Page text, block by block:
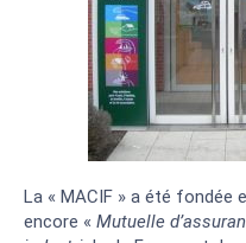
La « MACIF » a été fondée
encore « Mutuelle